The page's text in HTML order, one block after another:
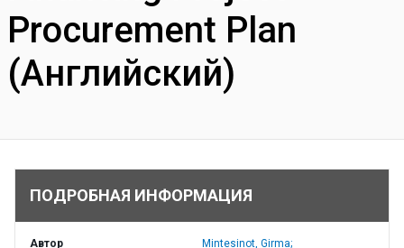
Procurement Plan
(Английский)
ПОДРОБНАЯ ИНФОРМАЦИЯ
Автор Mintesinot, Girma;